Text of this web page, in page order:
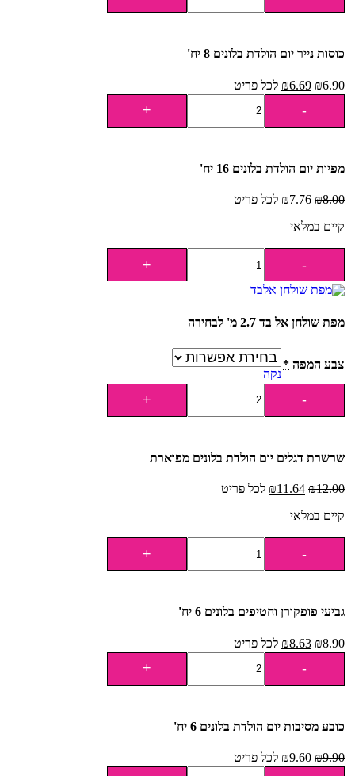
כוסות נייר יום הולדת בלונים 8 יח'
₪6.90
₪6.69 לכל פריט
מפיות יום הולדת בלונים 16 יח'
₪8.00
₪7.76
לכל פריט
קיים במלאי
מפת שולחן אל בד 2.7 מ' לבחירה
צבע המפה *
נקה
שרשרת דגלים יום הולדת בלונים מפוארת
₪12.00
₪11.64
לכל פריט
קיים במלאי
גביעי פופקורן וחטיפים בלונים 6 יח'
₪8.90
₪8.63 לכל פריט
כובע מסיבות יום הולדת בלונים 6 יח'
₪9.90
₪9.60 לכל פריט